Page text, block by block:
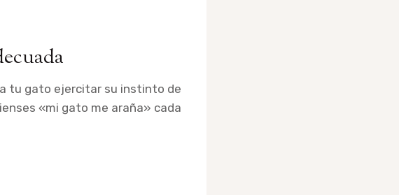
tu gato ejercitar su instinto de
«mi gato me araña» cada